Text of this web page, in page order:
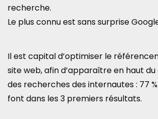
recherche.
Le plus connu est sans surprise
Il est capital d’optimiser le
site web, afin d’apparaître en haut
des recherches des internautes : 77
font dans les 3 premiers résultats.